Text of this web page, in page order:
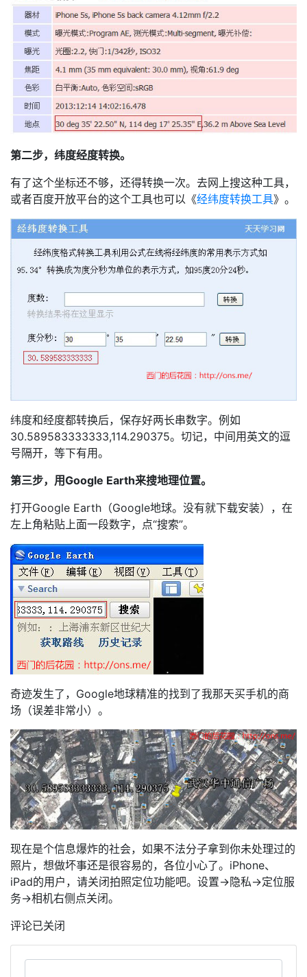
第二步，纬度经度转换。
有了这个坐标还不够，还得转换一次。去网上搜这种工具，
或者百度开放平台的这个工具也可以《经纬度转换工具》。
纬度和经度都转换后，保存好两长串数字。例如
30.589583333333,114.290375。切记，中间用英文的逗
号隔开，等下有用。
第三步，用Google Earth来搜地理位置。
打开Google Earth（Google地球。没有就下载安装），在
左上角粘贴上面一段数字，点“搜索”。
奇迹发生了，Google地球精准的找到了我那天买手机的商
场（误差非常小）。
现在是个信息爆炸的社会，如果不法分子拿到你未处理过的
照片，想做坏事还是很容易的，各位小心了。iPhone、
iPad的用户，请关闭拍照定位功能吧。设置→隐私→定位服
务→相机右侧点关闭。
评论已关闭